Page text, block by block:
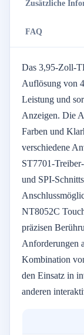
Zusätzliche
FAQ
Das 3,95-Zoll-
Auflösung von
Leistung und
Anzeigen. Die
Farben und
verschiedene
ST7701-
und SPI-
NT8052C
präzisen
Anforderungen
Kombination
den Einsatz in
anderen